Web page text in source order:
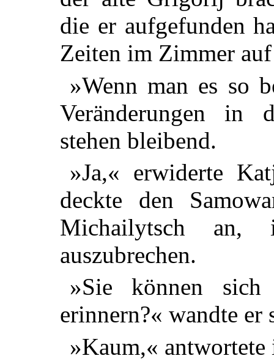
die er aufgefunden
Zeiten im Zimmer
»Wenn man es so
Veränderungen in
stehen bleibend.
»Ja,« erwiderte
deckte den
Michailytsch
auszubrechen.
»Sie können
erinnern?« wandte er
»Kaum,« antwortete